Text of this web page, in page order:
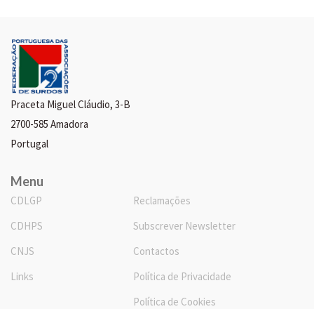
Praceta Miguel Cláudio, 3-B
2700-585 Amadora
Portugal
Menu
CDLGP
CDHPS
CNJS
Links
Reclamações
Subscrever Newsletter
Contactos
Política de Privacidade
Política de Cookies